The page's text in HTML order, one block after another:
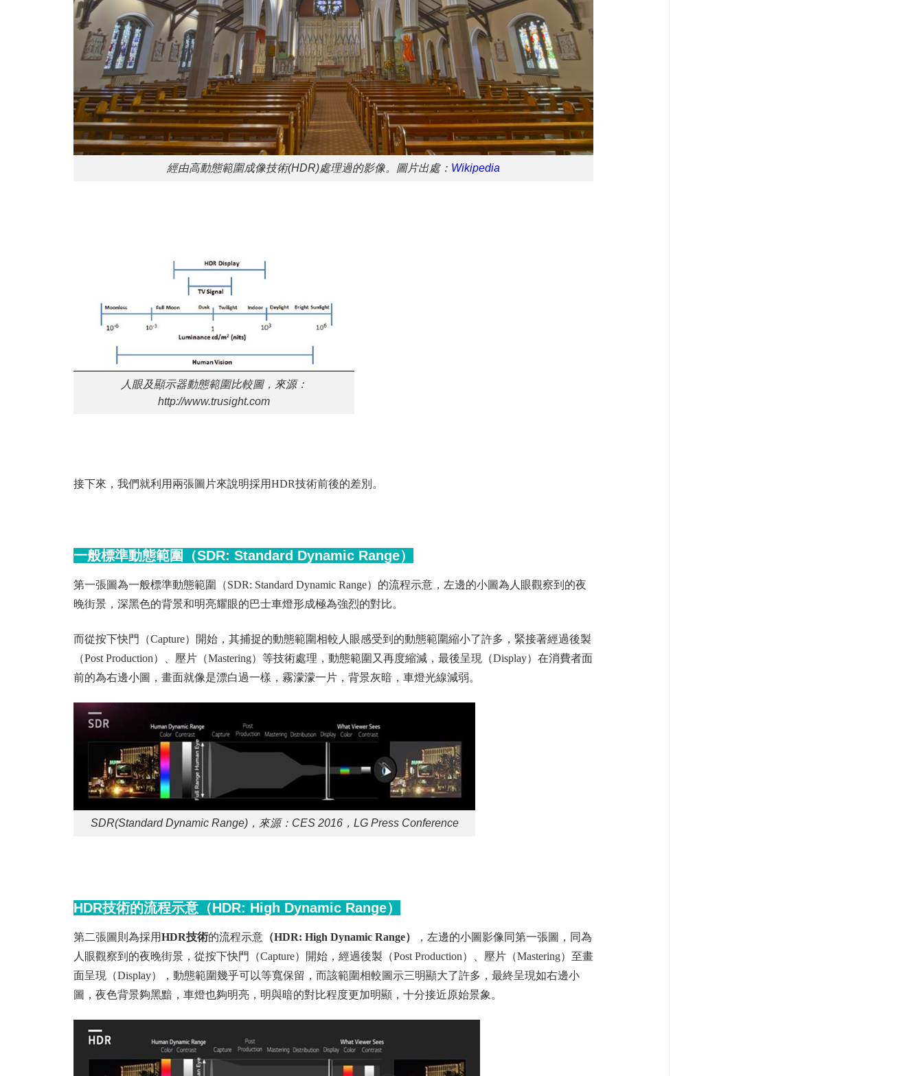
經由高動態範圍成像技術(HDR)處理過的影像。圖片出處： Wikipedia
人眼及顯示器動態範圍比較圖，來源：
http://www.trusight.com
接下來，我們就利用兩張圖片來說明採用HDR技術前後的差別。
一般標準動態範圍（SDR: Standard Dynamic Range）
第一張圖為一般標準動態範圍（SDR: Standard Dynamic Range）的流程示意，左邊的小圖為人眼觀察到的夜
晚街景，深黑色的背景和明亮耀眼的巴士車燈形成極為強烈的對比。
而從按下快門（Capture）開始，其捕捉的動態範圍相較人眼感受到的動態範圍縮小了許多，緊接著經過後製
（Post Production）、壓片（Mastering）等技術處理，動態範圍又再度縮減，最後呈現（Display）在消費者面
前的為右邊小圖，畫面就像是漂白過一樣，霧濛濛一片，背景灰暗，車燈光線減弱。
SDR(Standard Dynamic Range)，來源：CES 2016，LG Press Conference
HDR技術的流程示意（HDR: High Dynamic Range）
第二張圖則為採用HDR技術的流程示意 （HDR: High Dynamic Range）
，左邊的小圖影像同第一張圖，同為
人眼觀察到的夜晚街景，從按下快門（Capture）開始，經過後製（Post Production）、壓片（Mastering）至畫
面呈現（Display），動態範圍幾乎可以等寬保留，而該範圍相較圖示三明顯大了許多，最終呈現如右邊小
圖，夜色背景夠黑黯，車燈也夠明亮，明與暗的對比程度更加明顯，十分接近原始景象。